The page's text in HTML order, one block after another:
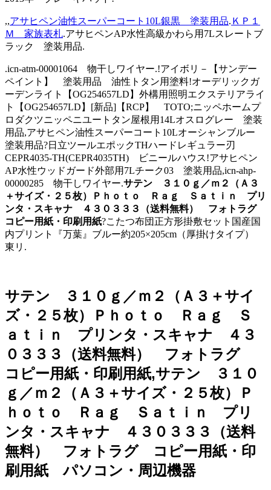
,,アサヒペン油性スーパーコート10L銀黒 塗装用品. ＫＰ１
Ｍ 家族表札.アサヒペンAP水性高級かわら用7Lスレートブ
ラック 塗装用品.
.icn-atm-00001064 物干しワイヤー.!アイボリ－【サンデー
ペイント】 塗装用品 油性トタン用塗料!オーデリックガ
ーデンライト【OG254657LD】外構用照明エクステリアライ
ト【OG254657LD】[新品]【RCP】 TOTO;ニッペホームプ
ロダクツニッペニユートタン屋根用14Lオスログレー 塗装
用品,アサヒペン油性スーパーコート10Lオーシャンブルー
塗装用品?日立ツールエポックTHハードレギュラー刃
CEPR4035-TH(CEPR4035TH) ビニールハウス!アサヒペン
AP水性ウッドガード外部用7Lチーク03 塗装用品,icn-ahp-
00000285 物干しワイヤー.サテン ３１０ｇ／ｍ２（Ａ３
＋サイズ・２５枚）Ｐｈｏｔｏ Ｒａｇ Ｓａｔｉｎ プリ
ンタ・スキャナ ４３０３３３（送料無料） フォトラグ
コピー用紙・印刷用紙?こたつ布団正方形掛敷セット国産国
内プリント『万葉』ブルー約205×205cm（厚掛けタイプ）
東リ.
サテン ３１０ｇ／ｍ２（Ａ３＋サイ
ズ・２５枚）Ｐｈｏｔｏ Ｒａｇ Ｓ
ａｔｉｎ プリンタ・スキャナ ４３
０３３３（送料無料） フォトラグ
コピー用紙・印刷用紙,サテン ３１０
ｇ／ｍ２（Ａ３＋サイズ・２５枚）Ｐ
ｈｏｔｏ Ｒａｇ Ｓａｔｉｎ プリ
ンタ・スキャナ ４３０３３３（送料
無料） フォトラグ コピー用紙・印
刷用紙 パソコン・周辺機器